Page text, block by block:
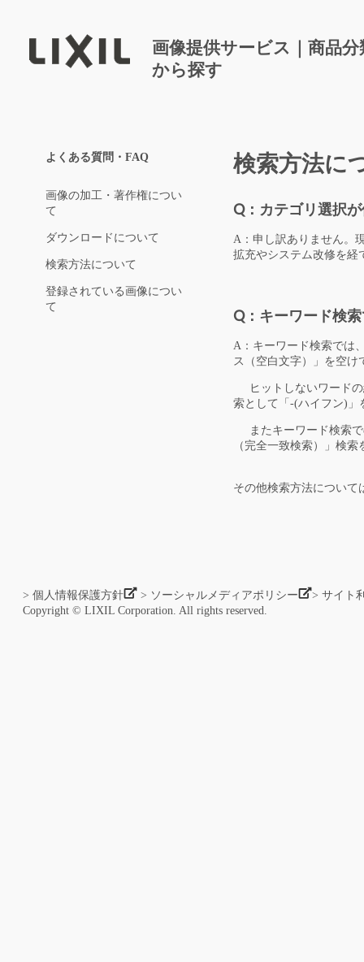
画像提供サービス｜商品
から探す
よくある質問・FAQ
画像の加工・著作権につい
て
ダウンロードについて
検索方法について
登録されている画像につい
て
検索方法に
Q：カテゴリ選択
A：申し訳ありません。
拡充やシステム改修を経
Q：キーワード検
A：キーワード検索では
ス（空白文字）」を空
ヒットしないワードの
索として「-(ハイフン)」
またキーワード検索で
（完全一致検索）」検
その他検索方法について
> 個人情報保護方針 > ソーシャルメディアポリシー
> サイト
Copyright © LIXIL Corporation. All rights reserved.